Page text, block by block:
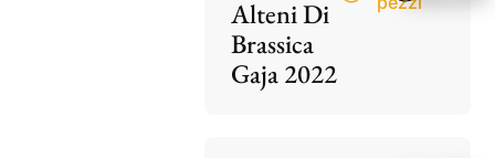
Alteni Di
Brassica
Gaja 2022